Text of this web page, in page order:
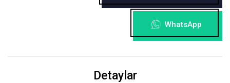
WhatsApp
Detaylar